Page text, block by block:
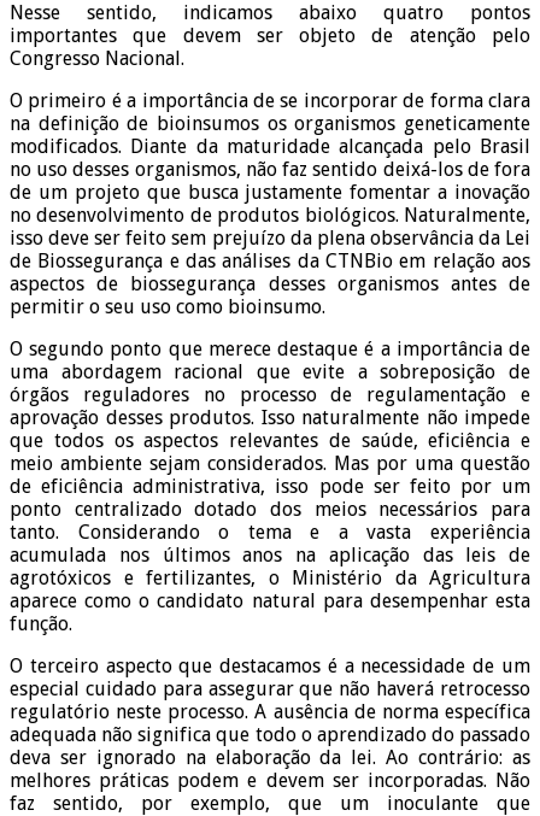
Nesse sentido, indicamos abaixo quatro pontos
importantes que devem ser objeto de atenção pelo
Congresso Nacional.
O primeiro é a importância de se incorporar de forma clara
na definição de bioinsumos os organismos geneticamente
modificados. Diante da maturidade alcançada pelo Brasil
no uso desses organismos, não faz sentido deixá-los de fora
de um projeto que busca justamente fomentar a inovação
no desenvolvimento de produtos biológicos. Naturalmente,
isso deve ser feito sem prejuízo da plena observância da Lei
de Biossegurança e das análises da CTNBio em relação aos
aspectos de biossegurança desses organismos antes de
permitir o seu uso como bioinsumo.
O segundo ponto que merece destaque é a importância de
uma abordagem racional que evite a sobreposição de
órgãos reguladores no processo de regulamentação e
aprovação desses produtos. Isso naturalmente não impede
que todos os aspectos relevantes de saúde, eficiência e
meio ambiente sejam considerados. Mas por uma questão
de eficiência administrativa, isso pode ser feito por um
ponto centralizado dotado dos meios necessários para
tanto. Considerando o tema e a vasta experiência
acumulada nos últimos anos na aplicação das leis de
agrotóxicos e fertilizantes, o Ministério da Agricultura
aparece como o candidato natural para desempenhar esta
função.
O terceiro aspecto que destacamos é a necessidade de um
especial cuidado para assegurar que não haverá retrocesso
regulatório neste processo. A ausência de norma específica
adequada não significa que todo o aprendizado do passado
deva ser ignorado na elaboração da lei. Ao contrário: as
melhores práticas podem e devem ser incorporadas. Não
faz sentido, por exemplo, que um inoculante que